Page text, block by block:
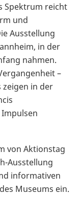
Spektrum reicht
und
Ausstellung
in der
nahmen.
–
in der
von Aktionstag
Ausstellung
informativen
Museums ein.